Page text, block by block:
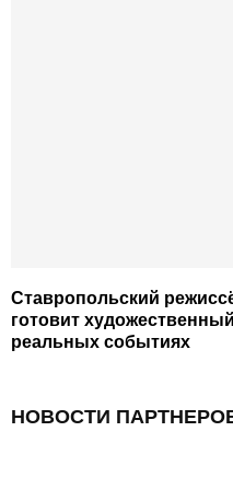
Ставропольский
готовит
реальных событиях
НОВОСТИ